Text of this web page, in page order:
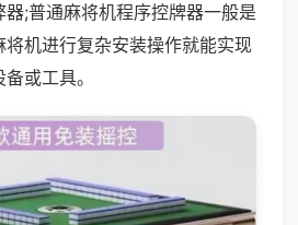
;普通麻将机程序控牌器一般是
机进行复杂安装操作就能实现
或工具。